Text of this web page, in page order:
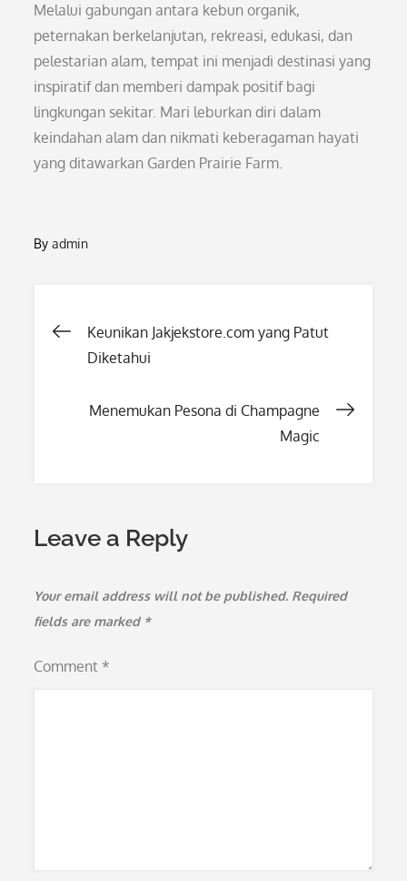
Melalui gabungan antara kebun organik,
peternakan berkelanjutan, rekreasi, edukasi, dan
pelestarian alam, tempat ini menjadi destinasi yang
inspiratif dan memberi dampak positif bagi
lingkungan sekitar. Mari leburkan diri dalam
keindahan alam dan nikmati keberagaman hayati
yang ditawarkan Garden Prairie Farm.
Byadmin
Post
Keunikan Jakjekstore.com yang Patut
Diketahui
Menemukan Pesona di Champagne
Magic
Leave a Reply
Your email address will not be published. Required
fields are marked *
Comment *